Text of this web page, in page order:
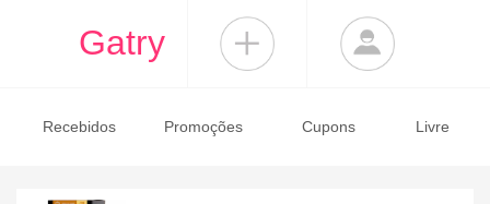
Gatry
Recebidos Promoções Cupons Livre